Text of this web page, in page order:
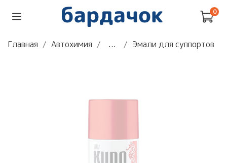
0
Главная Автохимия ... Эмали для суппортов